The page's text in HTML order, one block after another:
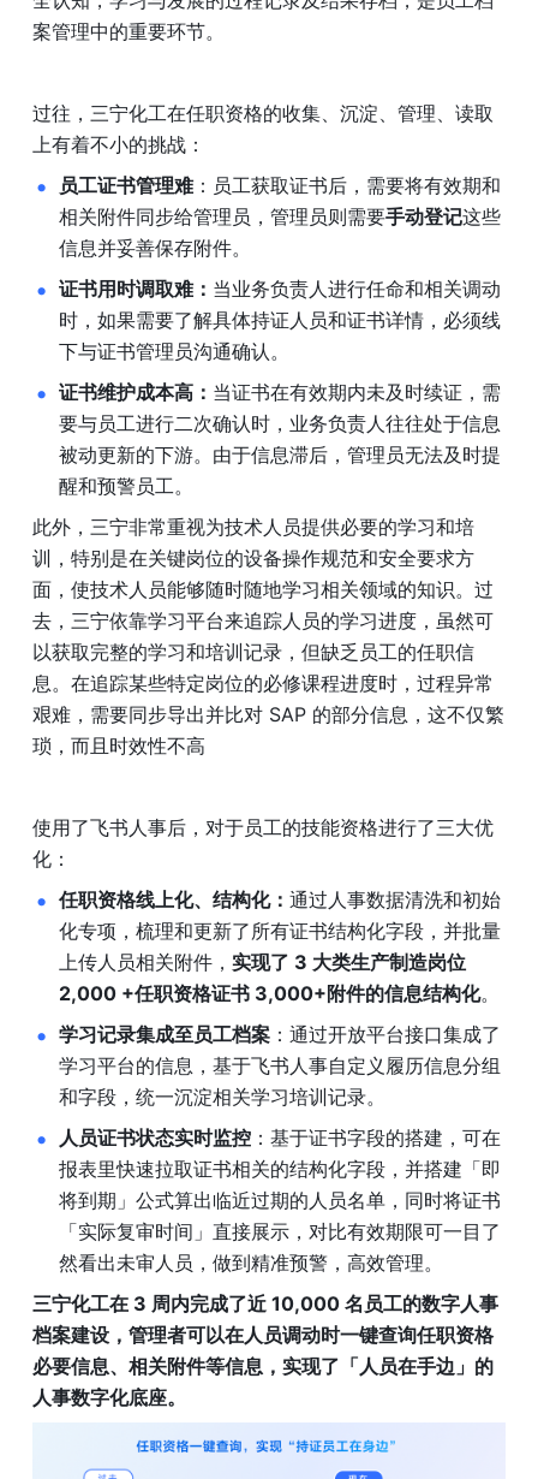
案管理中的重要环节。
过往，三宁化工在任职资格的收集、沉淀、管理、读取
上有着不小的挑战：
员工证书管理难：员工获取证书后，需要将有效期和
相关附件同步给管理员，管理员则需要手动登记这些
信息并妥善保存附件。
证书用时调取难： 当业务负责人进行任命和相关调动
时，如果需要了解具体持证人员和证书详情，必须线
下与证书管理员沟通确认。
证书维护成本高： 当证书在有效期内未及时续证，需
要与员工进行二次确认时，业务负责人往往处于信息
被动更新的下游。由于信息滞后，管理员无法及时提
醒和预警员工。
此外，三宁非常重视为技术人员提供必要的学习和培
训，特别是在关键岗位的设备操作规范和安全要求方
面，使技术人员能够随时随地学习相关领域的知识。过
去，三宁依靠学习平台来追踪人员的学习进度，虽然可
以获取完整的学习和培训记录，但缺乏员工的任职信
息。在追踪某些特定岗位的必修课程进度时，过程异常
艰难，需要同步导出并比对 SAP 的部分信息，这不仅繁
琐，而且时效性不高
使用了飞书人事后，对于员工的技能资格进行了三大优
化：
任职资格线上化、结构化： 通过人事数据清洗和初始
化专项，梳理和更新了所有证书结构化字段，并批量
上传人员相关附件， 实现了 3 大类生产制造岗位
2,000 +任职资格证书 3,000+附件的信息结构化。
学习记录集成至员工档案 ：通过开放平台接口集成了
学习平台的信息，基于飞书人事自定义履历信息分组
和字段，统一沉淀相关学习培训记录。
人员证书状态实时监控 ：基于证书字段的搭建，可在
报表里快速拉取证书相关的结构化字段，并搭建「即
将到期」公式算出临近过期的人员名单，同时将证书
「实际复审时间」直接展示，对比有效期限可一目了
然看出未审人员，做到精准预警，高效管理。
三宁化工在 3 周内完成了近 10,000 名员工的数字人事
档案建设，管理者可以在人员调动时一键查询任职资格
必要信息、相关附件等信息，实现了「人员在手边」的
人事数字化底座。